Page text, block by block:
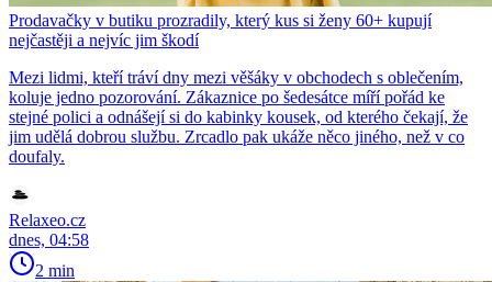
Prodavačky v butiku prozradily, který kus si ženy 60+ kupují
nejčastěji a nejvíc jim škodí
Mezi lidmi, kteří tráví dny mezi věšáky v obchodech s oblečením,
koluje jedno pozorování. Zákaznice po šedesátce míří pořád ke
stejné polici a odnášejí si do kabinky kousek, od kterého čekají, že
jim udělá dobrou službu. Zrcadlo pak ukáže něco jiného, než v co
doufaly.
Relaxeo.cz
dnes, 04:58
2 min